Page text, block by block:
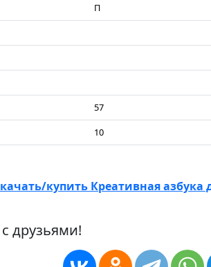
П
57
10
купить Креативная азбука
друзьями!